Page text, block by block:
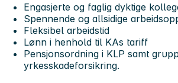
Engasjerte og faglig dyktige
Spennende og allsidige
Fleksibel arbeidstid
Lønn i henhold til KAs tariff
Pensjonsordning i KLP samt
yrkesskadeforsikring.